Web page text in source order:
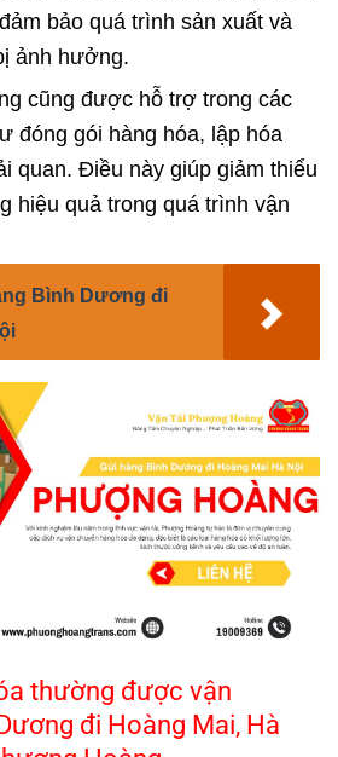
bảo quá trình sản xuất và
ảnh hưởng.
cũng được hỗ trợ trong các
đóng gói hàng hóa, lập hóa
quan. Điều này giúp giảm thiểu
hiệu quả trong quá trình vận
Bình Dương đi
thường được vận
đi Hoàng Mai, Hà